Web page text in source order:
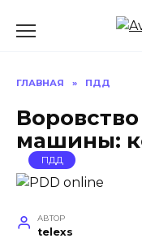
ГЛАВНАЯ » ПДД
машины:
ПДД
АВТОР
telexs